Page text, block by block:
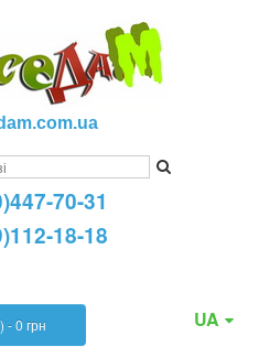
70-31
18-18
UA
- 0 грн